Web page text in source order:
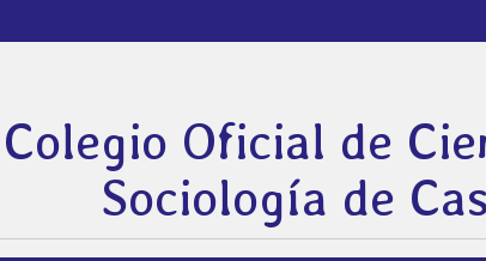
Colegio Oficial de
Sociología de